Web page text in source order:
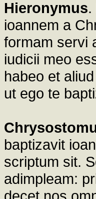
Hieronymus.
ioannem a
formam servi
iudicii meo
habeo et
ut ego te
baptizavit
scriptum sit.
adimpleam: